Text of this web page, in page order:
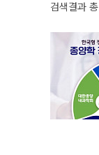
검색결과 총